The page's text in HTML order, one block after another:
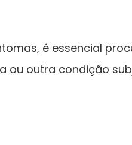
é essencial
ou outra condição